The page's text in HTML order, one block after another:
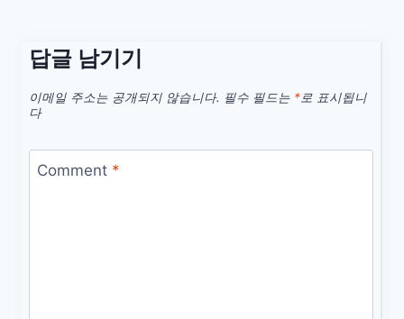
답글 남기기
이메일 주소는 공개되지 않습니다. 필수 필드는 *로 표시됩니
다
Comment *